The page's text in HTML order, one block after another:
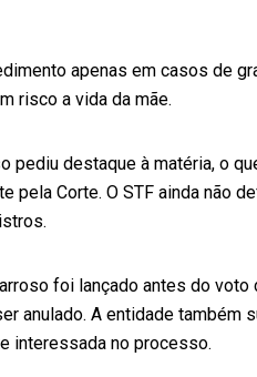
apenas em casos de
risco a vida da mãe.
pediu destaque à matéria, o
pela Corte. O STF ainda não
foi lançado antes do
anulado. A entidade também
interessada no processo.